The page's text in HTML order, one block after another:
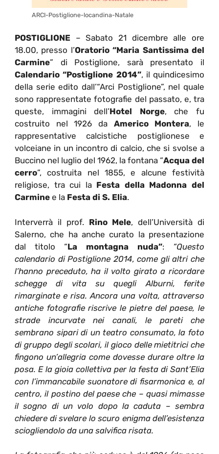
ARCI-Postiglione-locandina-Natale
POSTIGLIONE – Sabato 21 dicembre alle ore
18.00, presso l’Oratorio “Maria Santissima del
Carmine” di Postiglione, sarà presentato il
Calendario “Postiglione 2014”, il quindicesimo
della serie edito dall’“Arci Postiglione”, nel quale
sono rappresentate fotografie del passato, e, tra
queste, immagini dell’Hotel Norge, che fu
costruito nel 1926 da Americo Montera, le
rappresentative calcistiche postiglionese e
volceiane in un incontro di calcio, che si svolse a
Buccino nel luglio del 1962, la fontana “Acqua del
cerro”, costruita nel 1855, e alcune festività
religiose, tra cui la Festa della Madonna del
Carmine e la Festa di S. Elia.
Interverrà il prof. Rino Mele, dell’Università di
Salerno, che ha anche curato la presentazione
dal titolo “La montagna nuda”: “Questo
calendario di Postiglione 2014, come gli altri che
l’hanno preceduto, ha il volto girato a ricordare
schegge di vita su quegli Alburni, ferite
rimarginate e risa. Ancora una volta, attraverso
antiche fotografie riscrive le pietre del paese, le
strade incurvate nei canali, le pareti che
sembrano sipari di un teatro consumato, la foto
di gruppo degli scolari, il gioco delle mietitrici che
fingono un’allegria come dovesse durare oltre la
posa. E la gioia collettiva per la festa di Sant’Elia
con l’immancabile suonatore di fisarmonica e, al
centro, il postino del paese che – quasi mimasse
il sogno di un volo dopo la caduta – sembra
chiedere di svelare lo scuro enigma dell’esistenza
sciogliendolo da una salvifica risata.